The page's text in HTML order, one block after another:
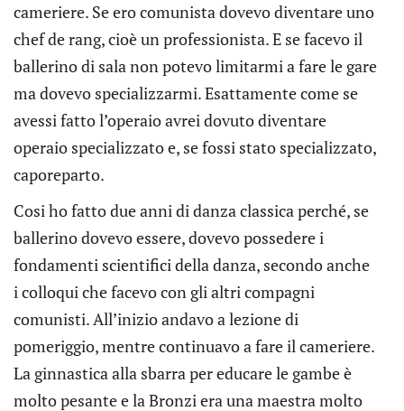
cameriere. Se ero comunista dovevo diventare uno
chef de rang, cioè un professionista. E se facevo il
ballerino di sala non potevo limitarmi a fare le gare
ma dovevo specializzarmi. Esattamente come se
avessi fatto l’operaio avrei dovuto diventare
operaio specializzato e, se fossi stato specializzato,
caporeparto.
Cosi ho fatto due anni di danza classica perché, se
ballerino dovevo essere, dovevo possedere i
fondamenti scientifici della danza, secondo anche
i colloqui che facevo con gli altri compagni
comunisti. All’inizio andavo a lezione di
pomeriggio, mentre continuavo a fare il cameriere.
La ginnastica alla sbarra per educare le gambe è
molto pesante e la Bronzi era una maestra molto